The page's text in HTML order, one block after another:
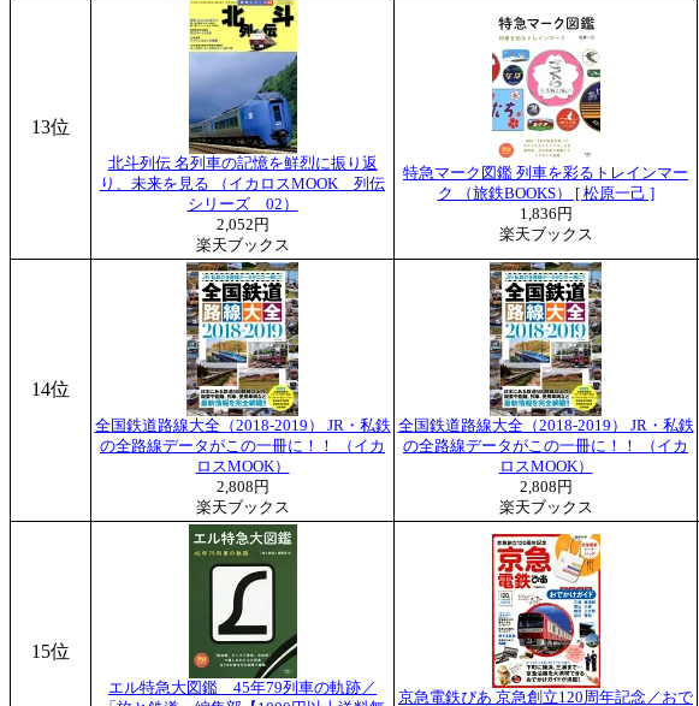
13位
北斗列伝 名列車の記憶を鮮烈に振り返
り、未来を見る （イカロスMOOK 列伝
シリーズ 02）
2,052円
楽天ブックス
特急マーク図鑑 列車を彩るトレインマー
ク （旅鉄BOOKS） [ 松原一己 ]
1,836円
楽天ブックス
14位
全国鉄道路線大全（2018-2019） JR・私鉄
の全路線データがこの一冊に！！ （イカ
ロスMOOK）
2,808円
楽天ブックス
全国鉄道路線大全（2018-2019） JR・私鉄
の全路線データがこの一冊に！！ （イカ
ロスMOOK）
2,808円
楽天ブックス
15位
エル特急大図鑑 45年79列車の軌跡／
京急電鉄ぴあ 京急創立120周年記念／おで